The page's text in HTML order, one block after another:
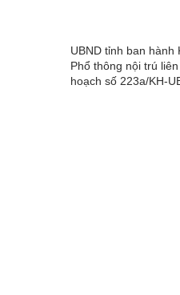
UBND tỉnh ban
Phổ thông nội trú
hoạch số 223a/KH-